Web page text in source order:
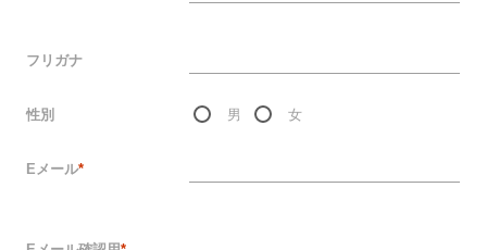
フリガナ
性別 男 女
Eメール*